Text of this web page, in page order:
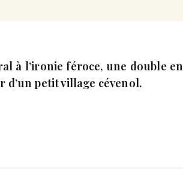
à l’ironie féroce, une double
d’un petit village cévenol.